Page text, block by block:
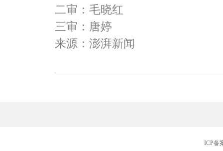
二审：毛晓红
三审：唐婷
来源：澎湃新闻
ICP备